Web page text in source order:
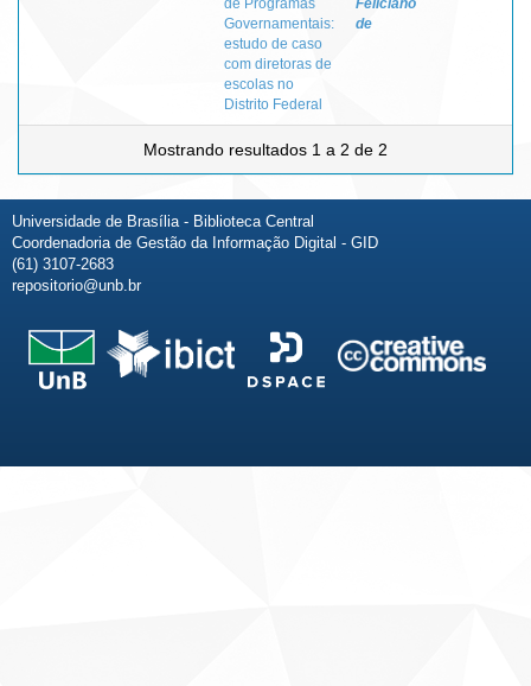
Governamentais:
estudo de caso
com diretoras de
escolas no
Distrito Federal
de
Mostrando resultados 1 a 2 de 2
Universidade de Brasília - Biblioteca Central
Coordenadoria de Gestão da Informação Digital - GID
(61) 3107-2683
repositorio@unb.br